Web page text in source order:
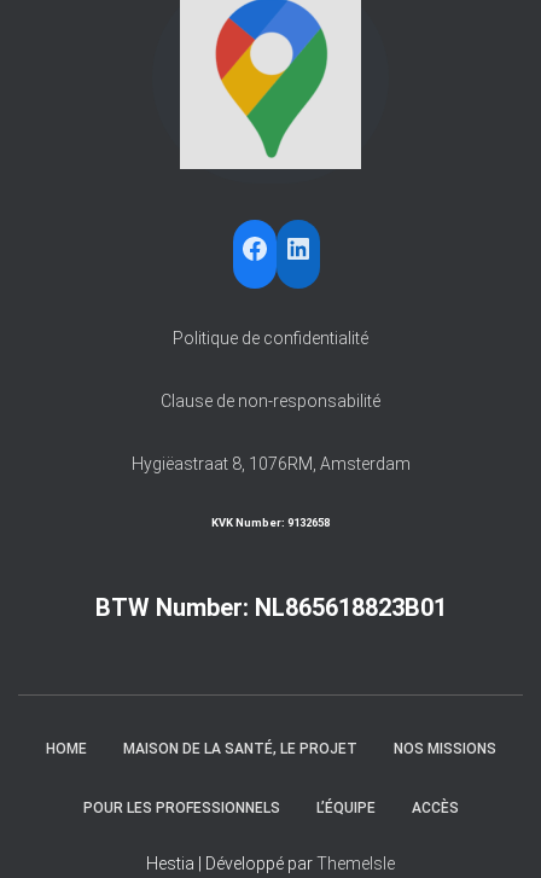
FACEBOOK LINKEDIN
Politique de confidentialité
Clause de non-responsabilité
Hygiëastraat 8, 1076RM, Amsterdam
KVK Number: 9132658
BTW Number: NL865618823B01
HOME MAISON DE LA SANTÉ, LE PROJET NOS MISSIONS
POUR LES PROFESSIONNELS L’ÉQUIPE ACCÈS
Hestia | Développé parThemeIsle